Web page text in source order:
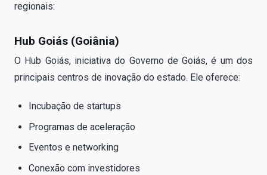
regionais:
Hub Goiás (Goiânia)
O Hub Goiás, iniciativa do Governo de Goiás, é um dos
principais centros de inovação do estado. Ele oferece:
Incubação de startups
Programas de aceleração
Eventos e networking
Conexão com investidores